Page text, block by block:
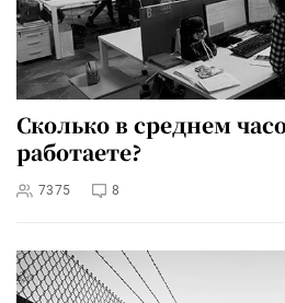
Сколько в среднем
работаете?
7375 8